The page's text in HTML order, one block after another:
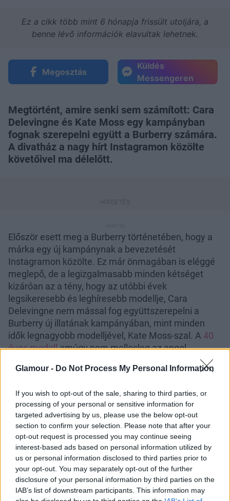
Glamour - Do Not Process My Personal Information
If you wish to opt-out of the sale, sharing to third parties, or
processing of your personal or sensitive information for
targeted advertising by us, please use the below opt-out
section to confirm your selection. Please note that after your
opt-out request is processed you may continue seeing
interest-based ads based on personal information utilized by
us or personal information disclosed to third parties prior to
your opt-out. You may separately opt-out of the further
disclosure of your personal information by third parties on the
IAB’s list of downstream participants. This information may
Ez a cikk több mint 6 hónapja frissült utoljára, a
benne lévő információk elavultak lehetnek.
Megosztás
Küldés
Messengeren
Megtörtént, amire senki sem számított: Cara
Delevingne és Kate Moss egy kampányban
fognak szerepelni együtt a Burberry számára.
A divatház a nagy hírt Instagramon közölte
követőivel ma délelőtt.
Először esett meg a Burberry történetében, hogy a
márka egy új kampánynak a bevezetését
Instagramon közölte. Ez már önmagában is eléggé
meglepő, de a legizgalmasabb minden kétséget
kizáróan az a tény, hogy az utóbbi évek
legsikeresebb és leghíresebb modellje, Cara
Delevingne nem mással fog együttszerepelni a
Burberry új illatának kampányában, mint minden
idők legnagyobb modelljével, Kate Moss-szal. A 40
éves modellamúgy nem mellesleg az angol
divatház trencskóit is nem egyszer magára öltötte
egy-egy reklám kedvéért, ésCara is megfordult már
A kampányról eddig csak annyit tudni, hogy a két
modell közösen látható majd benne, illetve, hogy
mindezt Mario Testino örökíti meg. Ezzel a Burberry
ismét történelmet ír, hiszen a két szupermodell még
sohasem bukkant fel közös kampányban, de most
már ezt is kipipálhatják. Kíváncsiak vagyunk, hogy a
közös forgatások során Naomi Campbellhez
hasonlóan Kate Moss majd milyen tanácsokkal